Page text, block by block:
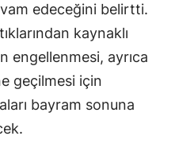
edeceğini belirtti.
kaynaklı
engellenmesi, ayrıca
geçilmesi için
bayram sonuna